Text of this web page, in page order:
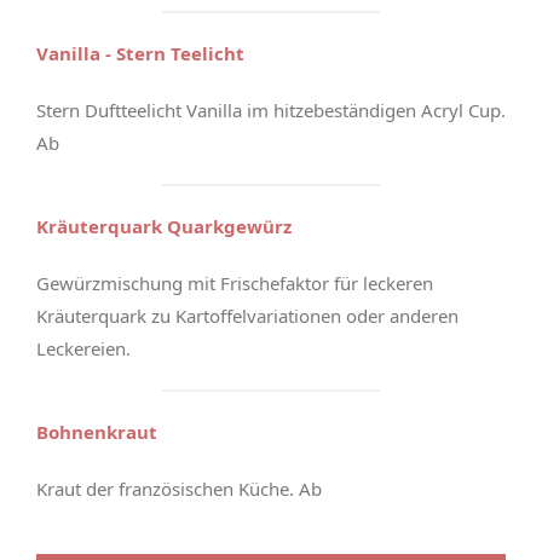
Vanilla - Stern Teelicht
Stern Duftteelicht Vanilla im hitzebeständigen Acryl Cup.
Ab
Kräuterquark Quarkgewürz
Gewürzmischung mit Frischefaktor für leckeren
Kräuterquark zu Kartoffelvariationen oder anderen
Leckereien.
Bohnenkraut
Kraut der französischen Küche. Ab